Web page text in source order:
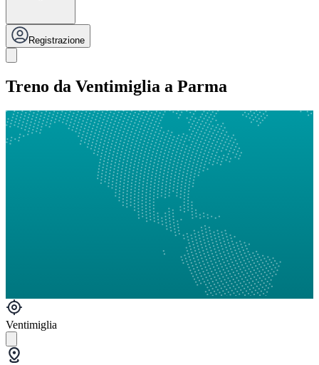
Registrazione
Treno da Ventimiglia a Parma
Ventimiglia